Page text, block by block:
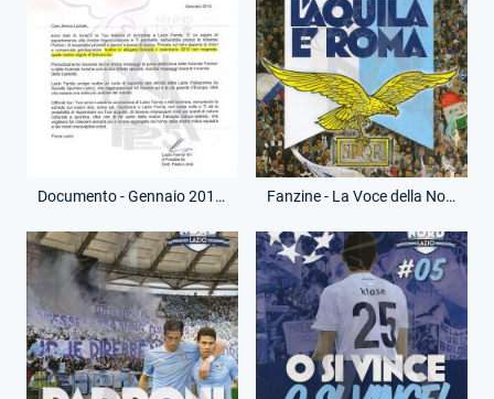
Documento - Gennaio 2012 - Lettera - Lazio Family Fanzine - La Voce della Nord - 4 Marzo 2012 - Roma-Lazio